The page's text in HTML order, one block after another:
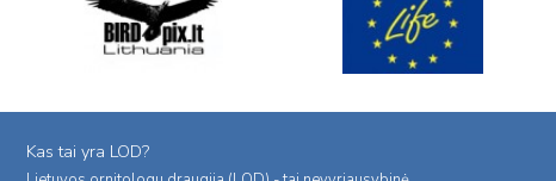
Kas tai yra LOD?